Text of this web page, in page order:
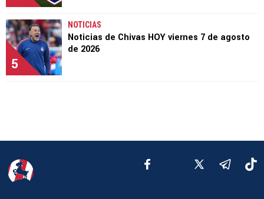
5
NOTICIAS
Noticias de Chivas HOY viernes 7 de agosto
de 2026